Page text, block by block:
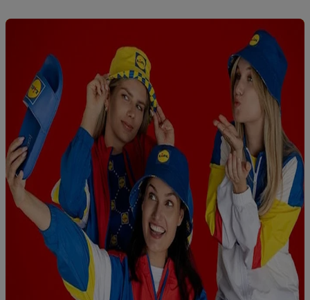
identificatiegegevens/identificatiegegevens waarover Criteo
SA beschikt, meerdere eindapparaten of Lidl-diensten aan u
kunnen worden toegewezen.
Onder “Aanpassen” kunt u individuele doeleinden toestaan en
meer informatie vinden over de gegevensverwerking.
Door op “weigeren” te klikken, kunt u alleen het gebruik van de
noodzakelijke technologieën toestaan. Door op “aanvaarden” te
klikken, stemt u in met alle verwerkingen voor alle
bovengenoemde doeleinden. Meer informatie, waaronder de
bewaartermijn van de gegevens en uw recht om uw
toestemming te allen tijde met vooruitwerkende kracht in te
trekken, vindt u in onzeprivacyverklaring
Je vindt het
impressum hier.